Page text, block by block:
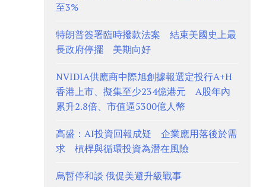
至3%
特朗普簽署臨時撥款法案 結束美國史上最
長政府停擺 美期向好
NVIDIA供應商中際旭創據報選定投行A+H
香港上市、擬集至少234億港元 A股年內
累升2.8倍、市值逼5300億人幣
高盛：AI投資回報成疑 企業應用落後於需
求 槓桿與循環投資為潛在風險
烏暫停和談 俄促美避升級戰事